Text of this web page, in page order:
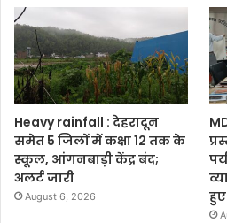
Heavy rainfall : देहरादून
समेत 5 जिलों में कक्षा 12 तक के
स्कूल, आंगनबाड़ी केंद्र बंद;
अलर्ट जारी
August 6, 2026